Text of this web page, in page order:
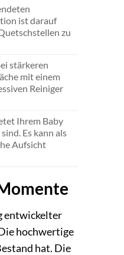
ist darauf
zu
stärkeren
mit einem
Reiniger
Ihrem Baby
Es kann als
Aufsicht
entwickelter
hochwertige
hat. Die